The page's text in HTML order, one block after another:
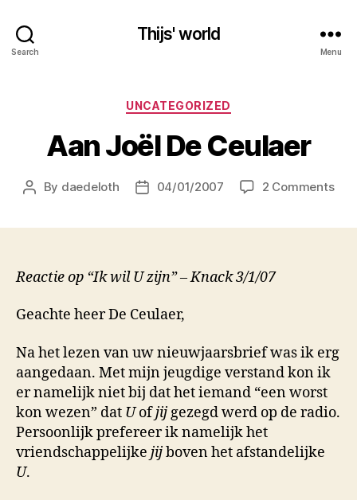
Search
Thijs' world
Menu
Categories
UNCATEGORIZED
Aan Joël De Ceulaer
Post
By daedeloth
Post04/01/2007 2 Commentson
Reactie op “Ik wil U zijn” – Knack 3/1/07
Geachte heer De Ceulaer,
Na het lezen van uw nieuwjaarsbrief was ik erg
aangedaan. Met mijn jeugdige verstand kon ik
er namelijk niet bij dat het iemand “een worst
kon wezen” dat Uofjij gezegd werd op de radio.
Persoonlijk prefereer ik namelijk het
vriendschappelijke jijboven het afstandelijke
U.